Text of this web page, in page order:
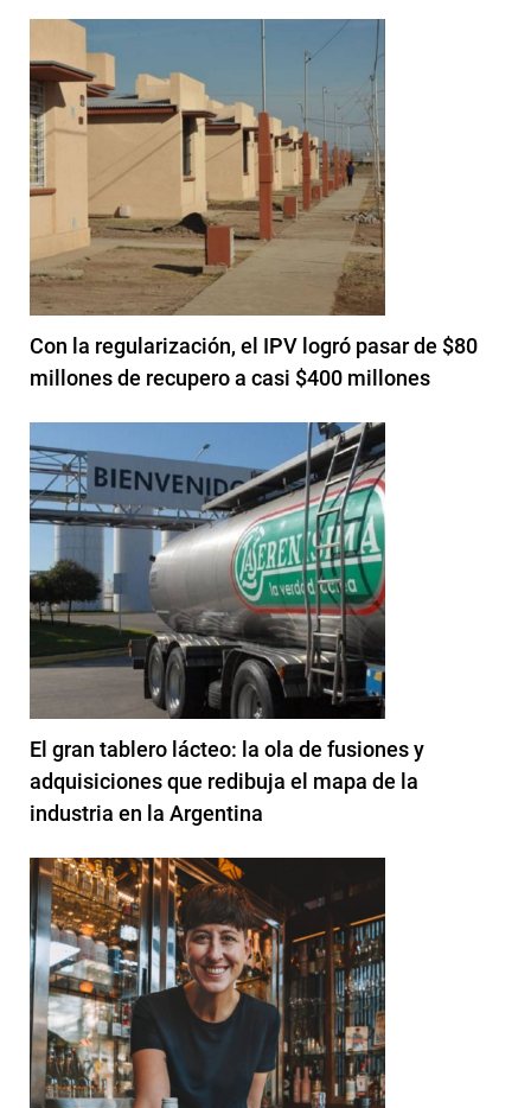
Con la regularización, el IPV logró pasar de $80
millones de recupero a casi $400 millones
El gran tablero lácteo: la ola de fusiones y
adquisiciones que redibuja el mapa de la
industria en la Argentina